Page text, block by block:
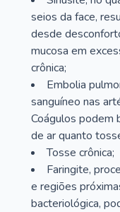
seios da face,
desde
mucosa em
crônica;
Embolia
sanguíneo nas
Coágulos podem
de ar quanto
Tosse crônica;
Faringite,
e regiões
bacteriológica,